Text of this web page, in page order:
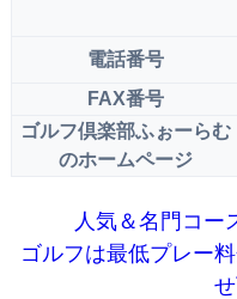
電話番号
FAX番号
ゴルフ倶楽部ふぉーらむ
のホームページ
人気＆名門コー
ゴルフは最低プレー